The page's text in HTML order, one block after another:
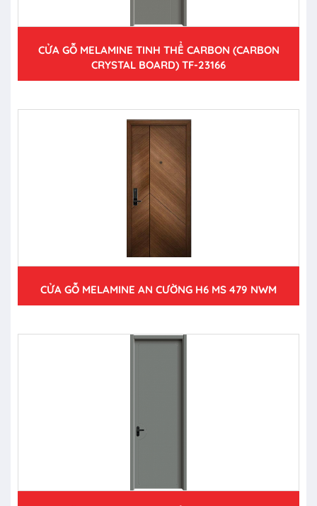
CỬA GỖ MELAMINE TINH THỂ CARBON (CARBON
CRYSTAL BOARD) TF-23166
CỬA GỖ MELAMINE AN CƯỜNG H6 MS 479 NWM